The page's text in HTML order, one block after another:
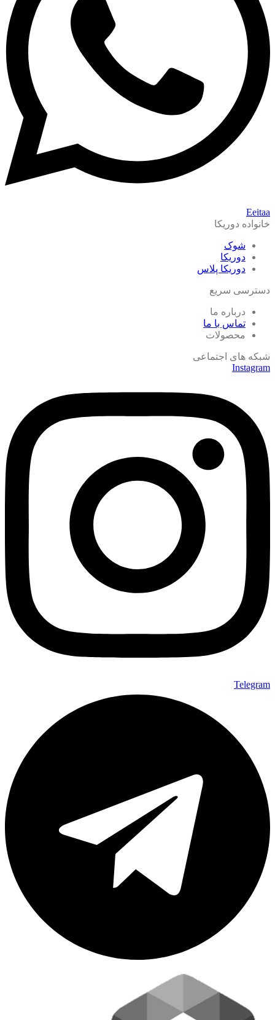
Eeitaa
خانواده دوریکا
شوک
دوریکا
دوریکا پلاس
دسترسی سریع
درباره ما
تماس با ما
محصولات
شبکه های اجتماعی
Instagram
Telegram